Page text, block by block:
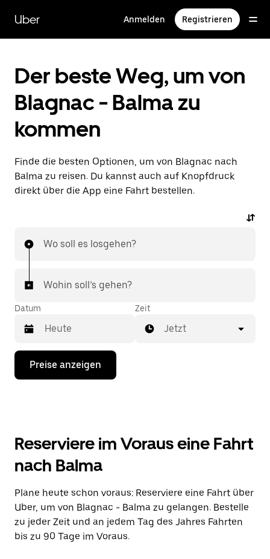
zum
Hauptinhalt
Uber Anmelden Registrieren
Der beste Weg, um von
Blagnac - Balma zu
kommen
Finde die besten Optionen, um von Blagnac nach
Balma zu reisen. Du kannst auch auf Knopfdruck
direkt über die App eine Fahrt bestellen.
Wo soll es losgehen?
Wohin soll’s gehen?
Datum
Drücke
Nach-
Kalender
interagieren
ein
Datum
auszuwählen.
Drücke
die
Escape-
Zeit
Jetzt
Preise anzeigen
Reserviere im Voraus eine Fahrt
nach Balma
Plane heute schon voraus: Reserviere eine Fahrt über
Uber, um von Blagnac - Balma zu gelangen. Bestelle
zu jeder Zeit und an jedem Tag des Jahres Fahrten
bis zu 90 Tage im Voraus.